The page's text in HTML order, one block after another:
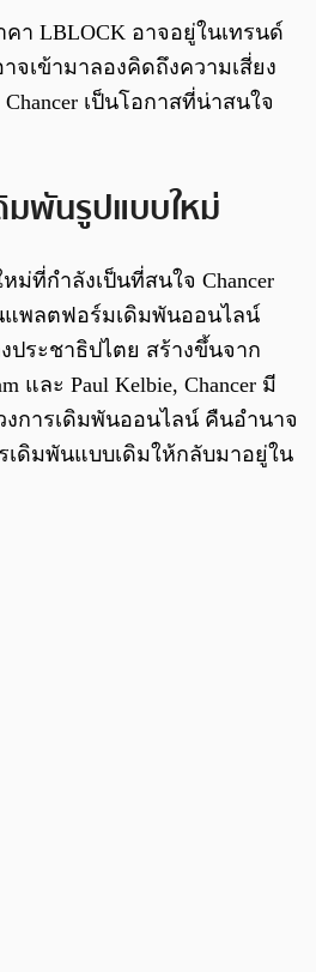
า LBLOCK อาจอยู่ในเทรนด์
จเข้ามาลองคิดถึงความเสี่ยง
เป็นโอกาสที่น่าสนใจ
มพันรูปแบบใหม่
ม่ที่กำลังเป็นที่สนใจ Chancer
พลตฟอร์มเดิมพันออนไลน์
ประชาธิปไตย สร้างขึ้นจาก
และ Paul Kelbie, Chancer มี
การเดิมพันออนไลน์ คืนอำนาจ
เดิมพันแบบเดิมให้กลับมาอยู่ใน